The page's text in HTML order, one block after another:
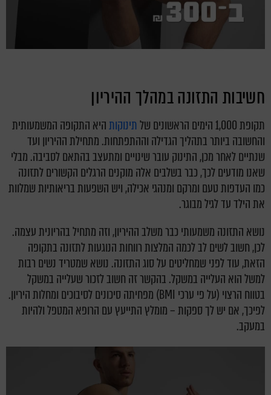
חשיבות התזונה במהלך ההיריון
תקופת 1,000 הימים הראשונים של תינוקותהיא התקופה המשמעותית
והחשובה ביותר בתהליך הגדילה וההתפתחות. מתחילת ההיריון ועד
שנתיים לאחר מכן, התינוק עובר שינויים ומתעצב בהתאם לסביבה. מבלי
שאנו מודעים לכך, כבר בשלבים אלה מוקנים הרגלים הקשורים לתזונה
כמו העדפות טעם ומרקם ומנהגי אכילה, ויש השפעות בריאותיות שמלוות
את הילד עד לגיל מבוגר.
נושא התזונה משמעותי כבר משלב ההיריון, וזה מתחיל בהריונית עצמה.
לכן, חשוב לשים לב לכמה המלצות רווחות הנוגעות לתזונה בתקופה
הזאת, עוד לפני שמחליטים על סוג התזונה. נושא שמטריד נשים רבות
למשל הוא העלייה במשקל. בהקשר זה חשוב לזכור שעלייה במשקל
בטווח הרצוי (על פי ערכי BMI) מפחיתה סיכונים לסיבוכים ומחלות היריון.
לפיכך, אם יש לך ספקות – מומלץ התייעץ עם הרופא המטפל ולהיות
במעקב.